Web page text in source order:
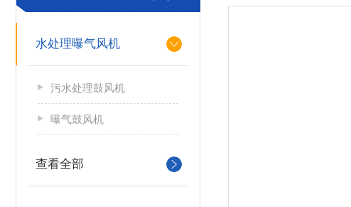
水处理曝气风机
污水处理鼓风机
曝气鼓风机
查看全部